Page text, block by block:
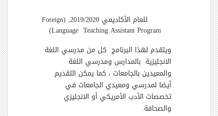
للعام الأكاديمي 2019/2020,
(Foreign
Language Teaching Assistant Program)
ويتقدم لهذا البرنامج كل من مدرسي اللغة
الانجليزية بالمدارس ومدرسي اللغة
والمعيدين بالجامعات ، كما يمكن التقديم
أيضا لمدرسي ومعيدي الجامعات في
تخصصات الأدب الأمريكي أو الانجليزي
والصحافة.